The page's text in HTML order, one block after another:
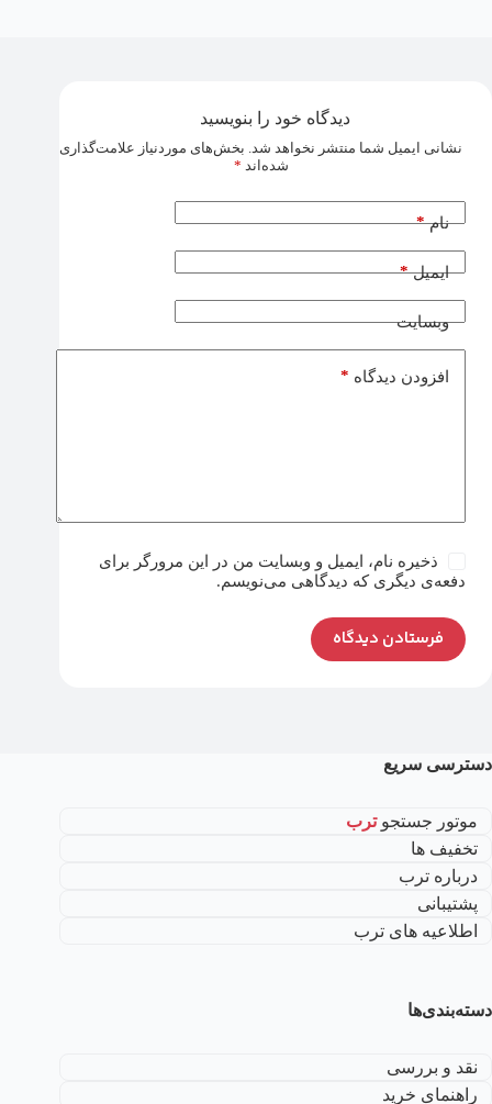
دیدگاه خود را بنویسید
نشانی ایمیل شما منتشر نخواهد شد. بخش‌های موردنیاز علامت‌گذاری
شده‌اند *
نام*
ایمیل*
وبسایت
افزودن دیدگاه *
ذخیره نام، ایمیل و وبسایت من در این مرورگر برای
دفعه‌ی دیگری که دیدگاهی می‌نویسم.
فرستادن دیدگاه
دسترسی سریع
موتور جستجوترب
تخفیف ها
درباره ترب
پشتیبانی
اطلاعیه های ترب
دسته‌بندی‌ها
نقد و بررسی
راهنمای خرید